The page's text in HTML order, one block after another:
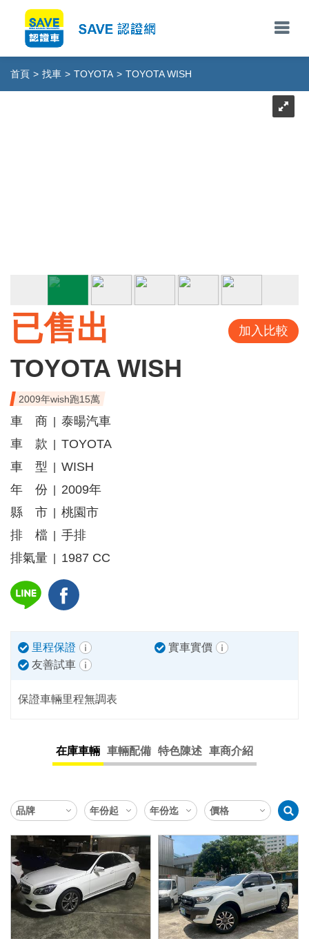
首頁 > 找車 > TOYOTA > TOYOTA WISH
已售出 加入比較
TOYOTA WISH
2009年wish跑15萬
車 商
泰暘汽車
車 款
TOYOTA
車 型
WISH
年 份
2009年
縣 市
桃園市
排 檔
手排
排氣量
1987 CC
里程保證
實車實價
友善試車
保證車輛里程無調表
在庫車輛 車輛配備 特色陳述 車商介紹